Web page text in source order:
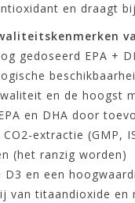
en draagt
gedoseerd EPA +
en de hoogst
en DHA door
extractie
(het ranzig worden)
D3 en een
van titaandioxide en